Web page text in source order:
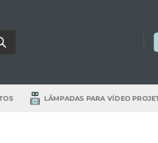
LÂMPADAS PARA VÍDEO